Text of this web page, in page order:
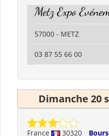
Metz Expo
57000 - METZ
03 87 55 66 00
Dimanche 20
France 30320